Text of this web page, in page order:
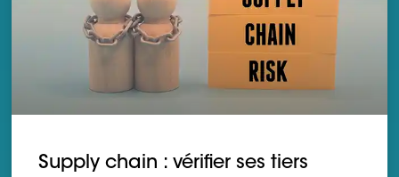
Supply chain : vérifier ses tiers